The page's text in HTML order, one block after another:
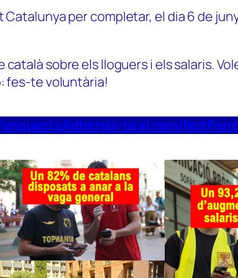
per completar, el dia 6 de
sobre els lloguers i els salaris.
fes-te voluntària!
Adhereix-te al manifest